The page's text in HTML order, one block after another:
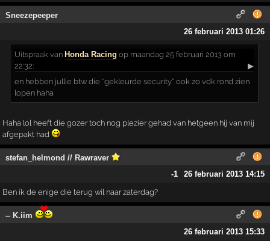
Sneezepeeper
26 februari 2013 01:26
Uitspraak vanHonda Racing op maandag 25 februari 2013 om
22:32:
▶
en hebben jullie btw die ''gekleurde security'' ook zo vdk rond zien
lopen haha
Haha lol heeft die gozer toch nog plezier gehad van hetgeen hij van mij
afgepakt had
stefan_helmond // Rawraver
-1
26 februari 2013 14:15
Ben ik de enige die terug wil naar zaterdag?
-- K.iim
26 februari 2013 15:33